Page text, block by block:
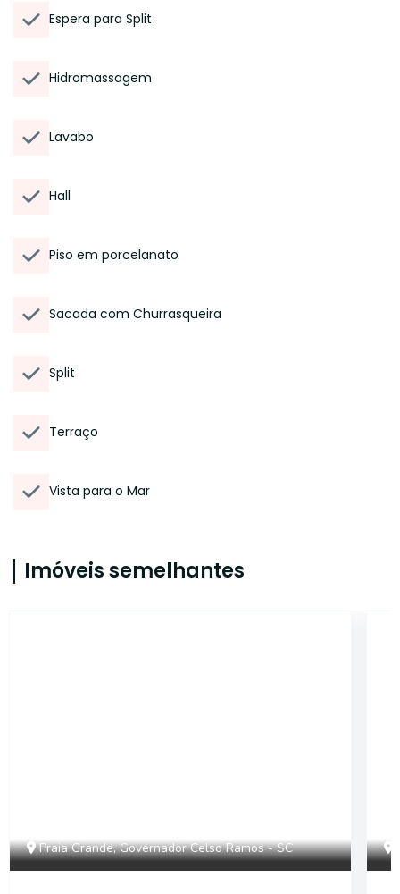
Espera para Split
Hidromassagem
Lavabo
Hall
Piso em porcelanato
Sacada com Churrasqueira
Split
Terraço
Vista para o Mar
Imóveis semelhantes
Praia Grande, Governador Celso Ramos - SC